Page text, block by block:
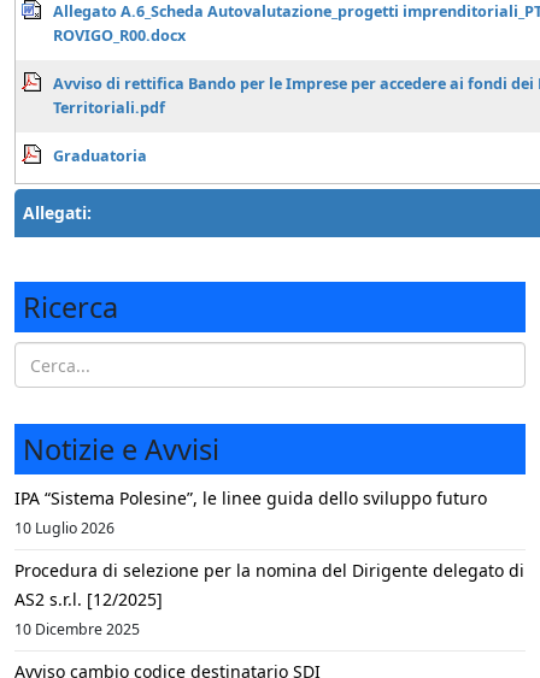
Allegati:
Allegato A.6_Scheda Autovalutazione_progetti
ROVIGO_R00.docx
Avviso di rettifica Bando per le Imprese per accedere ai fondi dei
Territoriali.pdf
Graduatoria
Ricerca
Notizie e Avvisi
IPA “Sistema Polesine”, le linee guida dello sviluppo futuro
10 Luglio 2026
Procedura di selezione per la nomina del Dirigente delegato di
AS2 s.r.l. [12/2025]
10 Dicembre 2025
Avviso cambio codice destinatario SDI